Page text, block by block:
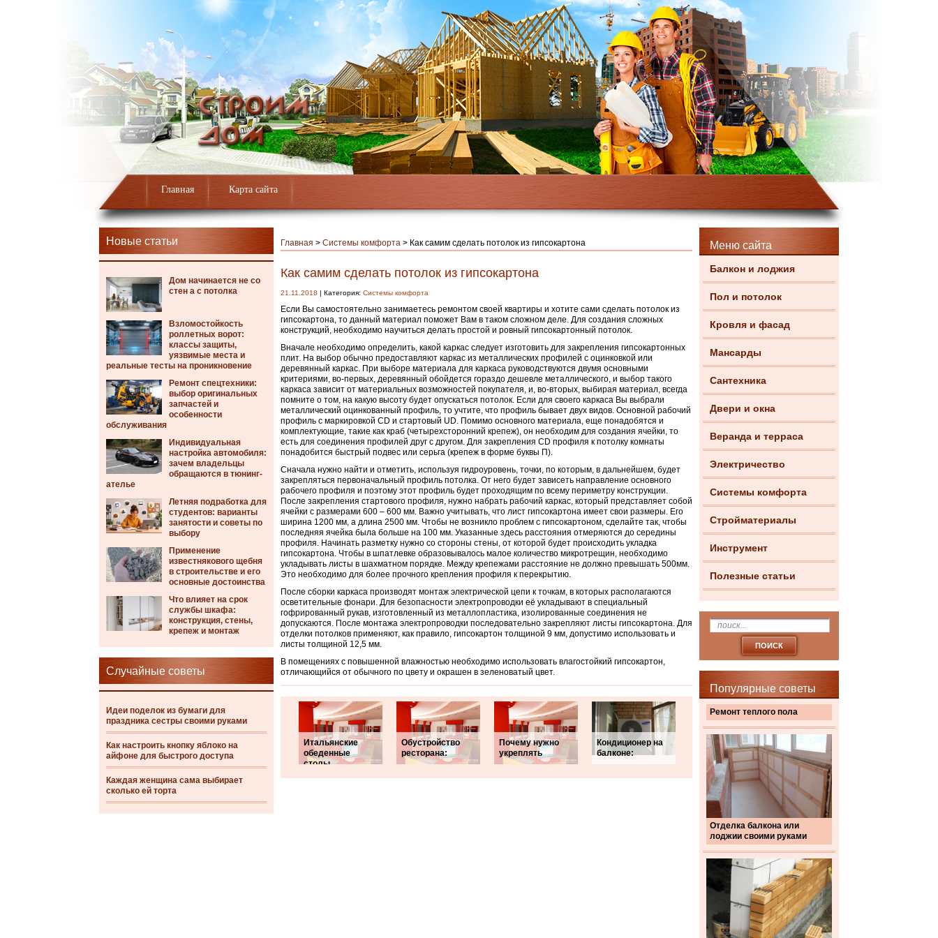
Главная Карта сайта
Новые статьи
Дом начинается не со
стен а с потолка
Взломостойкость
роллетных ворот:
классы защиты,
уязвимые места и
реальные тесты на проникновение
Ремонт спецтехники:
выбор оригинальных
запчастей и
особенности
обслуживания
Индивидуальная
настройка автомобиля:
зачем владельцы
обращаются в тюнинг-
ателье
Летняя подработка для
студентов: варианты
занятости и советы по
выбору
Применение
известнякового щебня
в строительстве и его
основные достоинства
Что влияет на срок
службы шкафа:
конструкция, стены,
крепеж и монтаж
Случайные советы
Идеи поделок из бумаги для
праздника сестры своими руками
Как настроить кнопку яблоко на
айфоне для быстрого доступа
Каждая женщина сама выбирает
сколько ей торта
Меню сайта
Балкон и лоджия
Пол и потолок
Кровля и фасад
Мансарды
Сантехника
Двери и окна
Веранда и терраса
Электричество
Системы комфорта
Стройматериалы
Инструмент
Полезные статьи
Популярные советы
Ремонт теплого пола
Отделка балкона или
лоджии своими руками
Главная > Системы комфорта > Как самим сделать потолок из гипсокартона
Как самим сделать потолок из гипсокартона
21.11.2018 | Категория: Системы комфорта
Если Вы самостоятельно занимаетесь ремонтом своей квартиры и хотите сами сделать потолок из
гипсокартона, то данный материал поможет Вам в таком сложном деле. Для создания сложных
конструкций, необходимо научиться делать простой и ровный гипсокартонный потолок.
Вначале необходимо определить, какой каркас следует изготовить для закрепления гипсокартонных
плит. На выбор обычно предоставляют каркас из металлических профилей с оцинковкой или
деревянный каркас. При выборе материала для каркаса руководствуются двумя основными
критериями, во-первых, деревянный обойдется гораздо дешевле металлического, и выбор такого
каркаса зависит от материальных возможностей покупателя, и, во-вторых, выбирая материал, всегда
помните о том, на какую высоту будет опускаться потолок. Если для своего каркаса Вы выбрали
металлический оцинкованный профиль, то учтите, что профиль бывает двух видов. Основной рабочий
профиль с маркировкой CD и стартовый UD. Помимо основного материала, еще понадобятся и
комплектующие, такие как краб (четырехсторонний крепеж), он необходим для создания ячейки, то
есть для соединения профилей друг с другом. Для закрепления CD профиля к потолку комнаты
понадобится быстрый подвес или серьга (крепеж в форме буквы П).
Сначала нужно найти и отметить, используя гидроуровень, точки, по которым, в дальнейшем, будет
закрепляться первоначальный профиль потолка. От него будет зависеть направление основного
рабочего профиля и поэтому этот профиль будет проходящим по всему периметру конструкции.
После закрепления стартового профиля, нужно набрать рабочий каркас, который представляет собой
ячейки с размерами 600 – 600 мм. Важно учитывать, что лист гипсокартона имеет свои размеры. Его
ширина 1200 мм, а длина 2500 мм. Чтобы не возникло проблем с гипсокартоном, сделайте так, чтобы
последняя ячейка была больше на 100 мм. Указанные здесь расстояния отмеряются до середины
профиля. Начинать разметку нужно со стороны стены, от которой будет происходить укладка
гипсокартона. Чтобы в шпатлевке образовывалось малое количество микротрещин, необходимо
укладывать листы в шахматном порядке. Между крепежами расстояние не должно превышать 500мм.
Это необходимо для более прочного крепления профиля к перекрытию.
После сборки каркаса производят монтаж электрической цепи к точкам, в которых располагаются
осветительные фонари. Для безопасности электропроводки её укладывают в специальный
гофрированный рукав, изготовленный из металлопластика, изолированные соединения не
допускаются. После монтажа электропроводки последовательно закрепляют листы гипсокартона. Для
отделки потолков применяют, как правило, гипсокартон толщиной 9 мм, допустимо использовать и
листы толщиной 12,5 мм.
В помещениях с повышенной влажностью необходимо использовать влагостойкий гипсокартон,
отличающийся от обычного по цвету и окрашен в зеленоватый цвет.
Итальянские
обеденные
столы
Обустройство
ресторана:
Почему нужно
укреплять
Кондиционер на
балконе: